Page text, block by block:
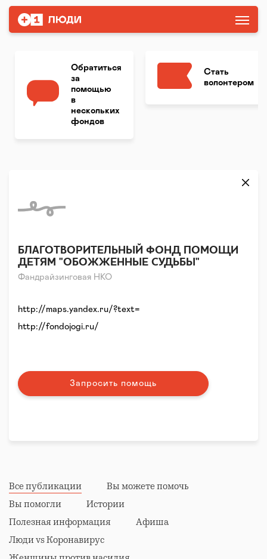
Обратиться
за
помощью
в
нескольких
фондов
Стать
волонтером
Фандрайзинговая НКО
БЛАГОТВОРИТЕЛЬНЫЙ ФОНД ПОМОЩИ
ДЕТЯМ "ОБОЖЖЕННЫЕ СУДЬБЫ"
http://maps.yandex.ru/?text=
http://fondojogi.ru/
Запросить помощь
Все публикации
Вы можете помочь
Вы помогли
Истории
Полезная информация
Афиша
Люди vs Коронавирус